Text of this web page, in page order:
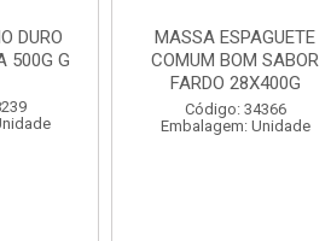
DURO
500G G
MASSA ESPAGUETE
COMUM BOM SABOR
FARDO 28X400G
Código: 34366
Embalagem: Unidade